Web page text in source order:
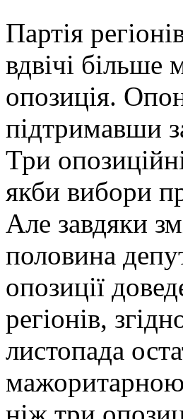
Партія
вдвічі більше
опозиція.
підтримавши
Три
якби вибори
Але завдяки
половина
опозиції
регіонів,
листопада
мажоритарною